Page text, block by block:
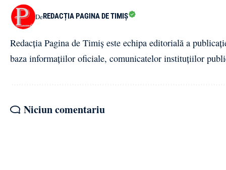
DeREDACȚIA PAGINA DE TIMIȘ
Redacția Pagina de Timiș este echipa editorială a
baza informațiilor oficiale, comunicatelor instituțiilor
Niciun comentariu